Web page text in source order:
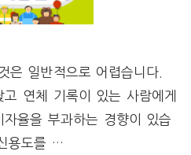
은 일반적으로 어렵습니다.
연체 기록이 있는 사람에게
율을 부과하는 경향이 있습
용도를 …